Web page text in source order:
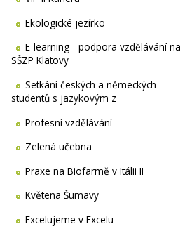
Ekologické jezírko
E-learning - podpora vzdělávání na
SŠZP Klatovy
Setkání českých a německých
studentů s jazykovým z
Profesní vzdělávání
Zelená učebna
Praxe na Biofarmě v Itálii II
Květena Šumavy
Excelujeme v Excelu